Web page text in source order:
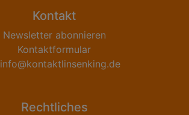
Kontakt
Newsletter abonnieren
Kontaktformular
info@kontaktlinsenking.de
Rechtliches